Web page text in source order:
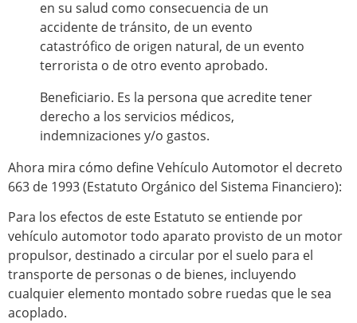
en su salud como consecuencia de un
accidente de tránsito, de un evento
catastrófico de origen natural, de un evento
terrorista o de otro evento aprobado.
Beneficiario. Es la persona que acredite tener
derecho a los servicios médicos,
indemnizaciones y/o gastos.
Ahora mira cómo define Vehículo Automotor el decreto
663 de 1993 (Estatuto Orgánico del Sistema Financiero):
Para los efectos de este Estatuto se entiende por
vehículo automotor todo aparato provisto de un motor
propulsor, destinado a circular por el suelo para el
transporte de personas o de bienes, incluyendo
cualquier elemento montado sobre ruedas que le sea
acoplado.